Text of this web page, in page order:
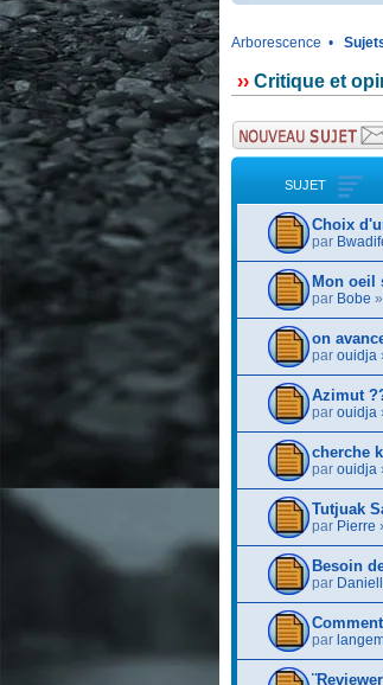
Arborescence •
›› Critique et
SUJET
Choix
par
Mon oeil
par Bobe
on
par ouidja
Azimut
par ouidja
cherche
par ouidja
Tutjuak
par Pierre
Besoin
par
par